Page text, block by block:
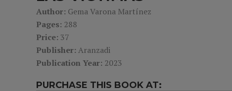
Author: Gema Varona Martínez
Pages: 288
Price: 37
Publisher: Aranzadi
Publication Year: 2023
PURCHASE THIS BOOK AT: